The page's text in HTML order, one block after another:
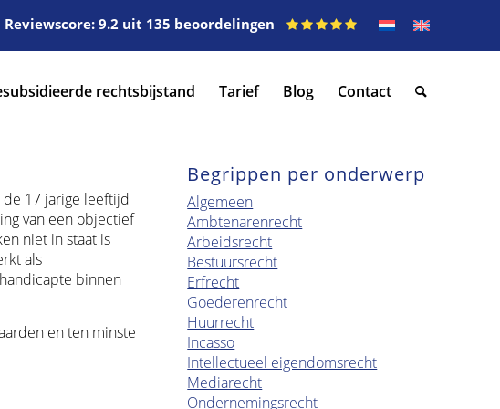
Reviewscore: 9.2 uit 135 beoordelingen
rechtsbijstand Tarief Blog Contact
de 17 jarige leeftijd
van een objectief
niet in staat is
als
binnen
en ten minste
Begrippen per onderwerp
Algemeen
Ambtenarenrecht
Arbeidsrecht
Bestuursrecht
Erfrecht
Goederenrecht
Huurrecht
Incasso
Intellectueel eigendomsrecht
Mediarecht
Ondernemingsrecht